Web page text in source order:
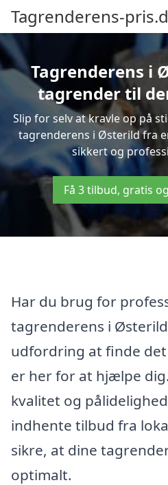
Tagrenderens-
Tagrenderens i
tagrender til
Slip for selv at kravle op på
tagrenderens i Østerild fra
sikkert og
Få 3 tilbud, gratis
Har du brug for
tagrenderens i
udfordring at finde
er her for at hjælpe
kvalitet og
indhente tilbud fra
sikre, at dine
optimalt.